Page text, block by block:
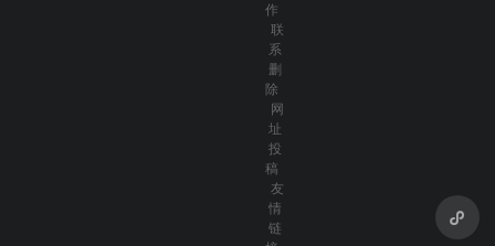
作
联
系
删
除
网
址
投
稿
友
情
链